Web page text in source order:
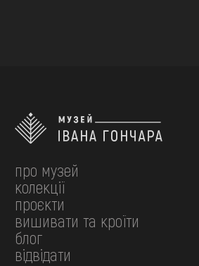
про музей
колекції
проєкти
вишивати та кроїти
блог
відвідати